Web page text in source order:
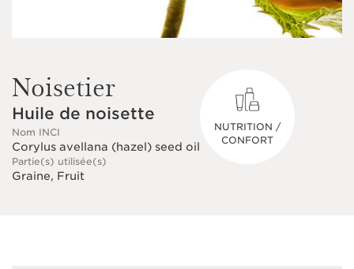
Noisetier
Huile de noisette
Nom INCI
Corylus avellana (hazel) seed oil
Partie(s) utilisée(s)
Graine, Fruit
NUTRITION /
CONFORT